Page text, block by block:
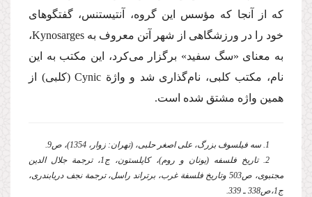
كه از آنجا كه مؤسس این گروه، ‌آنتیستنس، ‌گفتگوهای
خود را در ورزشگاهی از شهر آتن معروف به Kynosarges،
‌به معنای «سگ سفید» برگزار می‌كرد، این مكتب به این
نام‌، مكتب كلبی‌، نام‌گذاری شد‌ و واژة Cynic‌ (كلبی) از
همین واژه مشتق شده است.
1. سه فیلسوف بزرگ، علی اصغر حلبی، (تهران: زوار، 1354)، ص9.
2. تاریخ فلسفه (یونان و روم)، كاپلستون،‌ ج1، ترجمة جلال الدین
مجتبوی،‌ ص503 وتاریخ فلسفة‌ غرب، برتراند راسل، ترجمة نجف دریابندری،
ج1،‌ص338 ـ 339.